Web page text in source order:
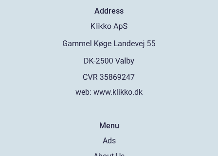
Address
web: www.klikko.dk
Menu
Ads